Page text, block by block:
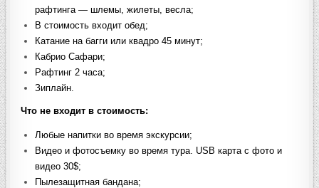
рафтинга — шлемы, жилеты, весла;
В стоимость входит обед;
Катание на багги или квадро 45 минут;
Кабрио Сафари;
Рафтинг 2 часа;
Зиплайн.
Что не входит в стоимость:
Любые напитки во время экскурсии;
Видео и фотосъемку во время тура. USB карта с фото и
видео 30$;
Пылезащитная бандана;